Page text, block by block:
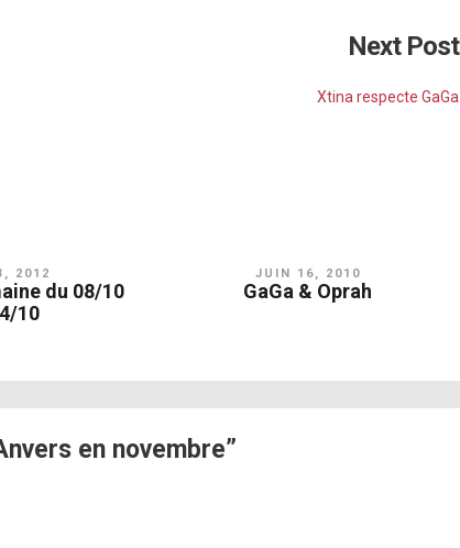
Next Post
Xtina respecte GaGa
2012
du 08/10
10
JUIN 16, 2010
GaGa & Oprah
en novembre”